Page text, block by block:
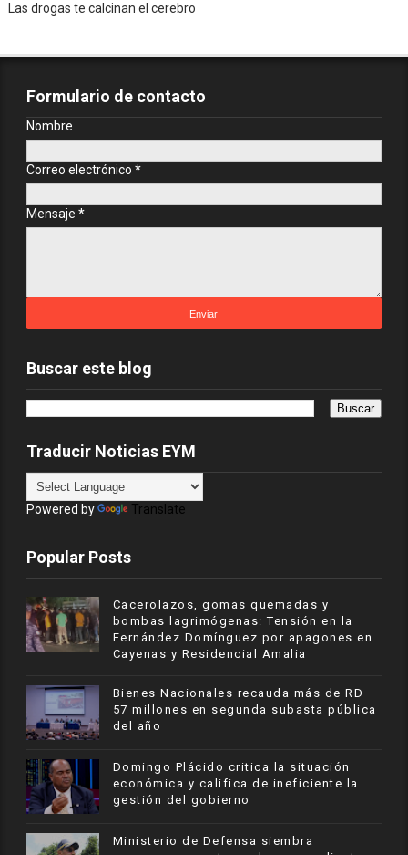
Las drogas te calcinan el cerebro
Formulario de contacto
Nombre
Correo electrónico *
Mensaje *
Buscar este blog
Traducir Noticias EYM
Powered by Translate
Popular Posts
Cacerolazos, gomas quemadas y
bombas lagrimógenas: Tensión en la
Fernández Domínguez por apagones en
Cayenas y Residencial Amalia
Bienes Nacionales recauda más de RD
57 millones en segunda subasta pública
del año
​Domingo Plácido critica la situación
económica y califica de ineficiente la
gestión del gobierno
Ministerio de Defensa siembra